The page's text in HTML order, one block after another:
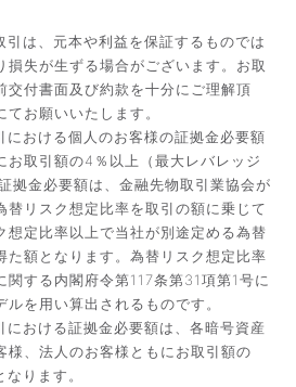
は、元本や利益を保証するものでは
損失が生ずる場合がございます。お取
交付書面及び約款を十分にご理解頂
お願いいたします。
おける個人のお客様の証拠金必要額
お取引額の4％以上（最大レバレッジ
拠金必要額は、金融先物取引業協会が
替リスク想定比率を取引の額に乗じて
想定比率以上で当社が別途定める為替
た額となります。為替リスク想定比率
関する内閣府令第117条第31項第1号に
を用い算出されるものです。
おける証拠金必要額は、各暗号資産
様、法人のお客様ともにお取引額の
ります。